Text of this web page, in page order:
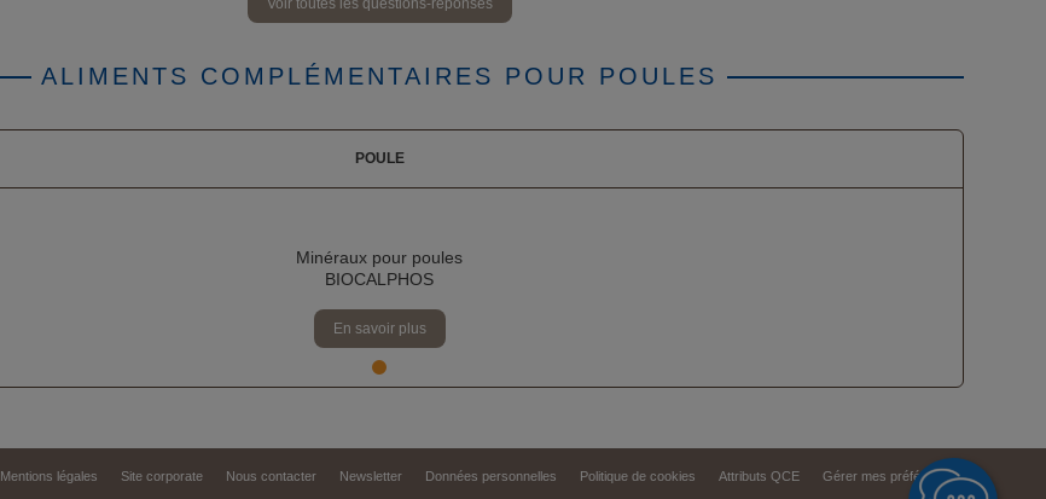
ALIMENTS COMPLÉMENTAIRES POUR POULES
POULE
Minéraux pour poules
BIOCALPHOS
En savoir plus
Mentions légales Site corporate Nous contacter Newsletter Données personnelles Politique de cookies Attributs QCE Gérer mes préférences